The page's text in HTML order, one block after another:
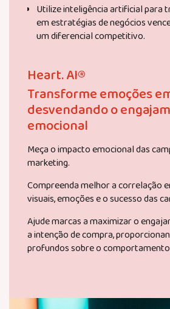
Utilize inteligência artificial para
em estratégias de negócios
um diferencial competitivo.
Heart. AI®
Transforme emoções
desvendando o
emocional
Meça o impacto emocional das
marketing.
Compreenda melhor a correlação
visuais, emoções e o sucesso das
Ajude marcas a maximizar o
a intenção de compra,
profundos sobre o